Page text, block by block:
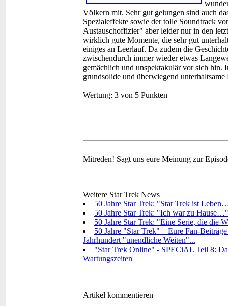
Völkern mit. Sehr gut gelungen sind auch
Spezialeffekte sowie der tolle Soundtrack
Austauschoffizier" aber leider nur in den
wirklich gute Momente, die sehr gut
einiges an Leerlauf. Da zudem die
zwischendurch immer wieder etwas
gemächlich und unspektakulär vor sich hin.
grundsolide und überwiegend
Wertung: 3 von 5 Punkten
Mitreden! Sagt uns eure Meinung zur
Weitere Star Trek News
50 Jahre Star Trek: "Star Trek ist
50 Jahre Star Trek: "Ich war zu
50 Jahre Star Trek: "Eine Serie, die die
50 Jahre "Star Trek" – Eure Fan-
Jahrhundert "unendliche Weiten"...
"Star Trek Online" - SPECiAL Teil 8:
Wartungszeiten
Artikel kommentieren